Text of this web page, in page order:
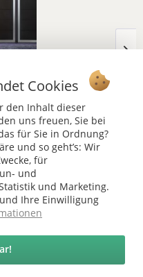
€/ m²
Vertrag widerrufen
*
Cookies
den Inhalt dieser
uns freuen, Sie bei
für Sie in Ordnung?
und so geht’s: Wir
für
und
und Marketing.
Ihre Einwilligung